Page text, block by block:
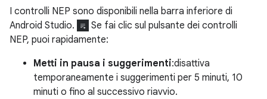
I controlli NEP sono disponibili nella barra inferiore di
Android Studio.
Se fai clic sul pulsante dei controlli
NEP, puoi rapidamente:
Metti in pausa i suggerimenti:disattiva
temporaneamente i suggerimenti per 5 minuti, 10
minuti o fino al successivo riavvio.